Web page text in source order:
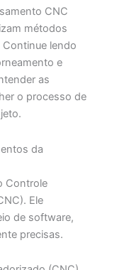
CNC
métodos
lendo
e
as
o processo de
da
Controle
Ele
de software,
precisas.